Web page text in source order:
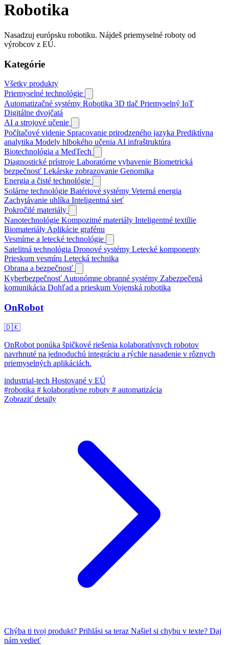
Robotika
Nasadzuj európsku robotiku. Nájdeš priemyselné roboty od
výrobcov z EÚ.
Kategórie
Všetky produkty
Priemyselné technológie
Automatizačné systémy Robotika 3D tlač Priemyselný IoT
Digitálne dvojčatá
AI a strojové učenie
Počítačové videnie Spracovanie prirodzeného jazyka Prediktívna
analytika Modely hlbokého učenia AI infraštruktúra
Biotechnológia a MedTech
Diagnostické prístroje Laboratórne vybavenie Biometrická
bezpečnosť Lekárske zobrazovanie Genomika
Energia a čisté technológie
Solárne technológie Batériové systémy Veterná energia
Zachytávanie uhlíka Inteligentná sieť
Pokročilé materiály
Nanotechnológie Kompozitné materiály Inteligentné textílie
Biomateriály Aplikácie grafénu
Vesmírne a letecké technológie
Satelitná technológia Dronové systémy Letecké komponenty
Prieskum vesmíru Letecká technika
Obrana a bezpečnosť
Kyberbezpečnosť Autonómne obranné systémy Zabezpečená
komunikácia Dohľad a prieskum Vojenská robotika
OnRobot
🇩🇰
OnRobot ponúka špičkové riešenia kolaboratívnych robotov
navrhnuté na jednoduchú integráciu a rýchle nasadenie v rôznych
priemyselných aplikáciách.
industrial-tech Hostované v EÚ
#robotika # kolaboratívne roboty # automatizácia
Zobraziť detaily
Chýba ti tvoj produkt? Prihlási sa teraz Našiel si chybu v texte? Daj
nám vedieť